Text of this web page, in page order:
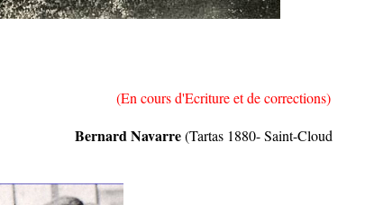
(En cours d'Ecriture et de corrections)
(Tartas 1880- Saint-Cloud